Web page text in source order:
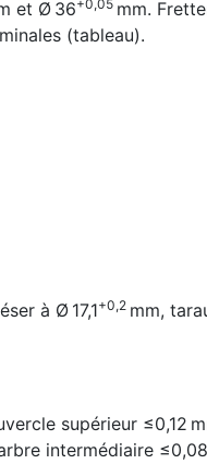
et Ø 36+0,05 mm.
(tableau).
à Ø 17,1+0,2 mm,
supérieur ≤0,12
intermédiaire